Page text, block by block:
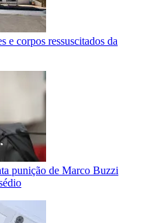
e corpos ressuscitados da
punição de Marco Buzzi